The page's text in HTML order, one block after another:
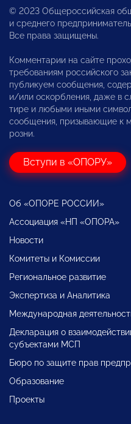
© 2023 Общероссийская
и среднего
Все права защищены.
Комментарии на сайте
требованиям российского
публикуем сообщения,
и/или оскорбления, даже в
тире и любыми иными
сообщения, призывающие к
розни.
Вступи в «ОПОРУ»
Об «ОПОРЕ РОССИИ»
Ассоциация «НП «ОПОРА»
Новости
Комитеты и Комиссии
Региональное развитие
Экспертиза и Аналитика
Международная
Декларация о
субъектами МСП
Бюро по защите прав
Образование
Проекты